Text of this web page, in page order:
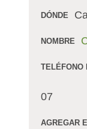
DÓNDE
NOMBRE
TELÉFONO
07
AGREGAR